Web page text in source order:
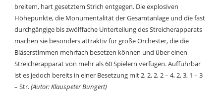
breitem, hart gesetztem Strich entgegen. Die explosiven
Höhepunkte, die Monumentalität der Gesamtanlage und die fast
durchgängige bis zwölffache Unterteilung des Streicherapparats
machen sie besonders attraktiv für große Orchester, die die
Bläserstimmen mehrfach besetzen können und über einen
Streicherapparat von mehr als 60 Spielern verfügen. Aufführbar
ist es jedoch bereits in einer Besetzung mit 2, 2, 2, 2 – 4, 2, 3, 1 – 3
– Str.(Autor: Klauspeter Bungert)